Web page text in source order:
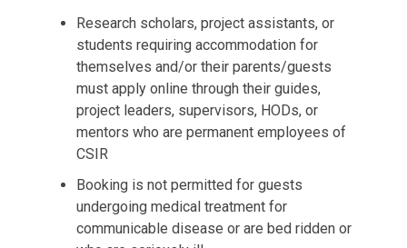
Research scholars, project assistants, or
students requiring accommodation for
themselves and/or their parents/guests
must apply online through their guides,
project leaders, supervisors, HODs, or
mentors who are permanent employees of
CSIR
Booking is not permitted for guests
undergoing medical treatment for
communicable disease or are bed ridden or